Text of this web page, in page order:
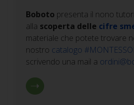
Boboto presenta il nono
alla scoperta delle cifre
materiale che potete trovare
nostro catalogo
scrivendo una mail a